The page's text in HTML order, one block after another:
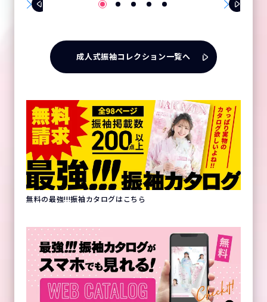
成人式振袖コレクション一覧へ
無料の最強!!!振袖カタログはこちら